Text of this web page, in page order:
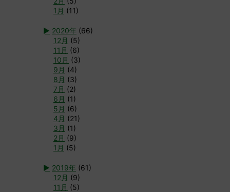
1月 (11)
► 2020年 (66)
12月 (5)
11月 (6)
10月 (3)
9月 (4)
8月 (3)
7月 (2)
6月 (1)
5月 (6)
4月 (21)
3月 (1)
2月 (9)
1月 (5)
► 2019年 (61)
12月 (9)
11月 (5)